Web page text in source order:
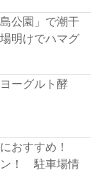
公園」で潮干
明けでハマグ
ーグルト酵
におすすめ！
ン！ 駐車場情